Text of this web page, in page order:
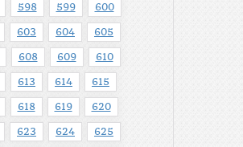
598 599 600
603 604 605
608 609 610
613 614 615
618 619 620
623 624 625